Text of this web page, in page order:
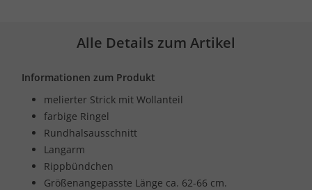
Alle Details zum Artikel
Informationen zum Produkt
melierter Strick mit Wollanteil
farbige Ringel
Rundhalsausschnitt
Langarm
Rippbündchen
Größenangepasste Länge ca. 62-66 cm.